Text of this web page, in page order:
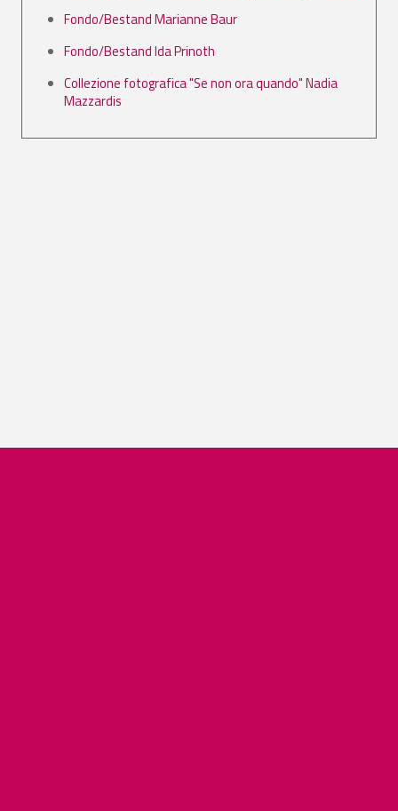
Fondo/Bestand Marianne Baur
Fondo/Bestand Ida Prinoth
Collezione fotografica "Se non ora quando" Nadia
Mazzardis